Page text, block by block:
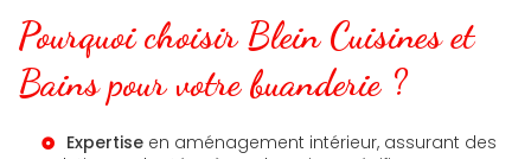
Pourquoi choisir Blein Cuisines et
Bains pour votre buanderie ?
Expertise en aménagement intérieur, assurant des